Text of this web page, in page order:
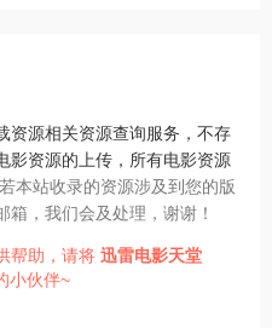
资源相关资源查询服务，不存
影资源的上传，所有电影资源
若本站收录的资源涉及到您的版
，我们会及处理，谢谢！
帮助，请将 迅雷电影天堂
小伙伴~